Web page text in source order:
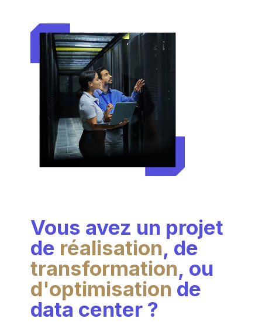
Vous avez un projet
de réalisation, de
transformation, ou
d'optimisation de
data center ?